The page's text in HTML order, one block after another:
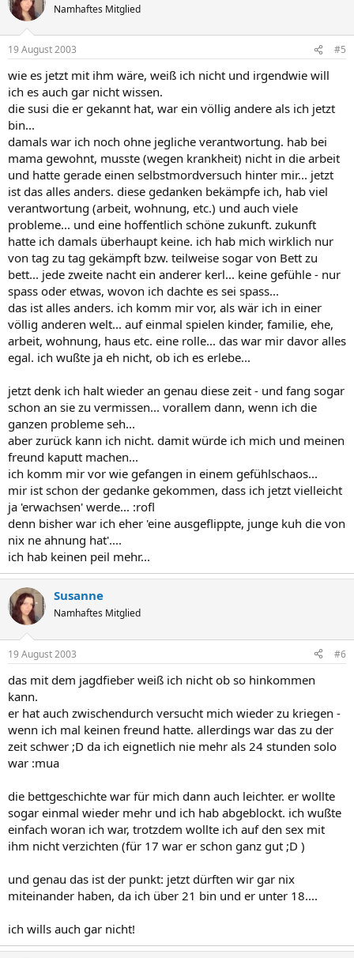
Namhaftes Mitglied
19 August 2003 #5
wie es jetzt mit ihm wäre, weiß ich nicht und irgendwie will
ich es auch gar nicht wissen.
die susi die er gekannt hat, war ein völlig andere als ich jetzt
bin...
damals war ich noch ohne jegliche verantwortung. hab bei
mama gewohnt, musste (wegen krankheit) nicht in die arbeit
und hatte gerade einen selbstmordversuch hinter mir... jetzt
ist das alles anders. diese gedanken bekämpfe ich, hab viel
verantwortung (arbeit, wohnung, etc.) und auch viele
probleme... und eine hoffentlich schöne zukunft. zukunft
hatte ich damals überhaupt keine. ich hab mich wirklich nur
von tag zu tag gekämpft bzw. teilweise sogar von Bett zu
bett... jede zweite nacht ein anderer kerl... keine gefühle - nur
spass oder etwas, wovon ich dachte es sei spass...
das ist alles anders. ich komm mir vor, als wär ich in einer
völlig anderen welt... auf einmal spielen kinder, familie, ehe,
arbeit, wohnung, haus etc. eine rolle... das war mir davor alles
egal. ich wußte ja eh nicht, ob ich es erlebe...
jetzt denk ich halt wieder an genau diese zeit - und fang sogar
schon an sie zu vermissen... vorallem dann, wenn ich die
ganzen probleme seh...
aber zurück kann ich nicht. damit würde ich mich und meinen
freund kaputt machen...
ich komm mir vor wie gefangen in einem gefühlschaos...
mir ist schon der gedanke gekommen, dass ich jetzt vielleicht
ja 'erwachsen' werde... :rofl
denn bisher war ich eher 'eine ausgeflippte, junge kuh die von
nix ne ahnung hat'....
ich hab keinen peil mehr...
Susanne
Namhaftes Mitglied
19 August 2003 #6
das mit dem jagdfieber weiß ich nicht ob so hinkommen
kann.
er hat auch zwischendurch versucht mich wieder zu kriegen -
wenn ich mal keinen freund hatte. allerdings war das zu der
zeit schwer ;D da ich eignetlich nie mehr als 24 stunden solo
war :mua
die bettgeschichte war für mich dann auch leichter. er wollte
sogar einmal wieder mehr und ich hab abgeblockt. ich wußte
einfach woran ich war, trotzdem wollte ich auf den sex mit
ihm nicht verzichten (für 17 war er schon ganz gut ;D )
und genau das ist der punkt: jetzt dürften wir gar nix
miteinander haben, da ich über 21 bin und er unter 18....
ich wills auch gar nicht!